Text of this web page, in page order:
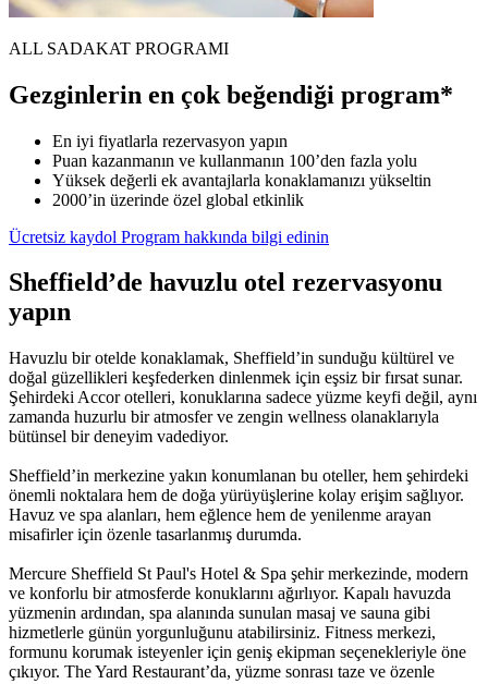
ALL SADAKAT PROGRAMI
Gezginlerin en çok beğendiği program*
En iyi fiyatlarla rezervasyon yapın
Puan kazanmanın ve kullanmanın 100’den fazla yolu
Yüksek değerli ek avantajlarla konaklamanızı yükseltin
2000’in üzerinde özel global etkinlik
Ücretsiz kaydol Program hakkında bilgi edinin
Sheffield’de havuzlu otel rezervasyonu
yapın
Havuzlu bir otelde konaklamak, Sheffield’in sunduğu kültürel ve
doğal güzellikleri keşfederken dinlenmek için eşsiz bir fırsat sunar.
Şehirdeki Accor otelleri, konuklarına sadece yüzme keyfi değil, aynı
zamanda huzurlu bir atmosfer ve zengin wellness olanaklarıyla
bütünsel bir deneyim vadediyor.
Sheffield’in merkezine yakın konumlanan bu oteller, hem şehirdeki
önemli noktalara hem de doğa yürüyüşlerine kolay erişim sağlıyor.
Havuz ve spa alanları, hem eğlence hem de yenilenme arayan
misafirler için özenle tasarlanmış durumda.
Mercure Sheffield St Paul's Hotel & Spa şehir merkezinde, modern
ve konforlu bir atmosferde konuklarını ağırlıyor. Kapalı havuzda
yüzmenin ardından, spa alanında sunulan masaj ve sauna gibi
hizmetlerle günün yorgunluğunu atabilirsiniz. Fitness merkezi,
formunu korumak isteyenler için geniş ekipman seçenekleriyle öne
çıkıyor. The Yard Restaurant’da, yüzme sonrası taze ve özenle